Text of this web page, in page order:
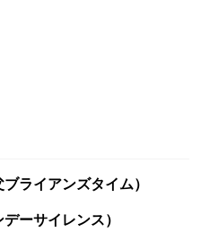
ライアンズタイム）
ーサイレンス）